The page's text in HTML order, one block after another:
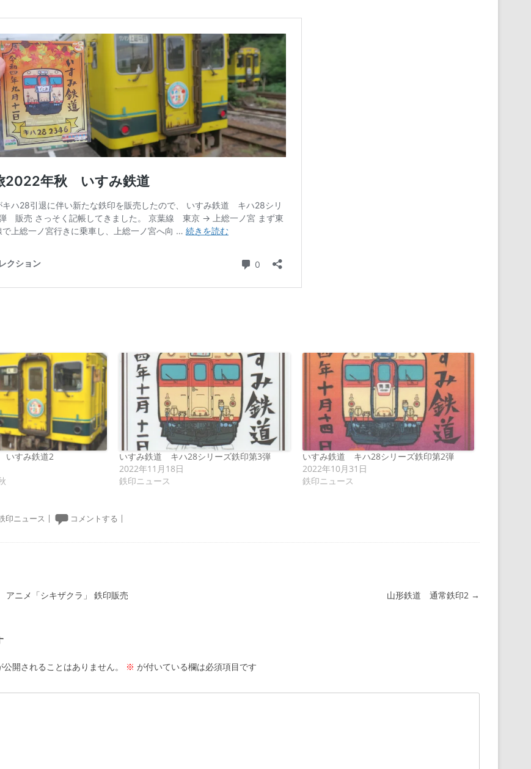
いすみ鉄道2
いすみ鉄道 キハ28シリーズ鉄印第3弾
2022年11月18日
鉄印ニュース
いすみ鉄道 キハ28シリーズ鉄印第2弾
2022年10月31日
鉄印ニュース
印ニュース | コメントする |
ンニメ「シキザクラ」 鉄印販売 山形鉄道 通常鉄印2 →
開されることはありません。 ※ が付いている欄は必須項目です